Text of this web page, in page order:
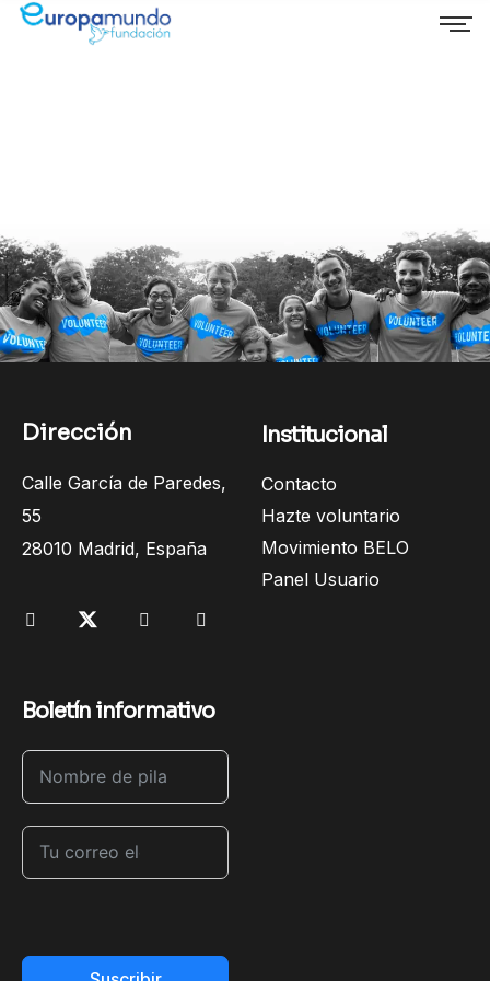
Dirección
Calle García de Paredes,
55
28010 Madrid, España
Institucional
Contacto
Hazte voluntario
Movimiento BELO
Panel Usuario
Boletín informativo